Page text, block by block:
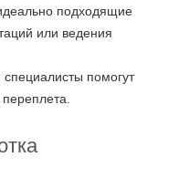
подходящие
или ведения
помогут